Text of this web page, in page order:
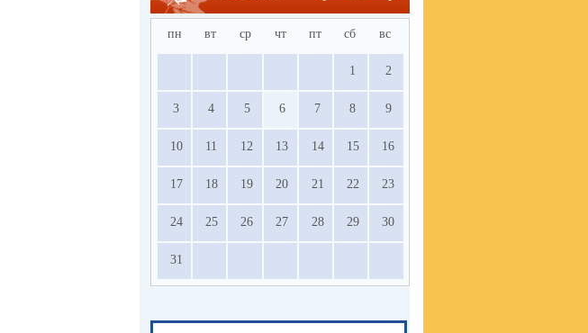
пн вт ср чт пт сб вс
1 2
3 4 5 6 7 8 9
10 11 12 13 14 15 16
17 18 19 20 21 22 23
24 25 26 27 28 29 30
31